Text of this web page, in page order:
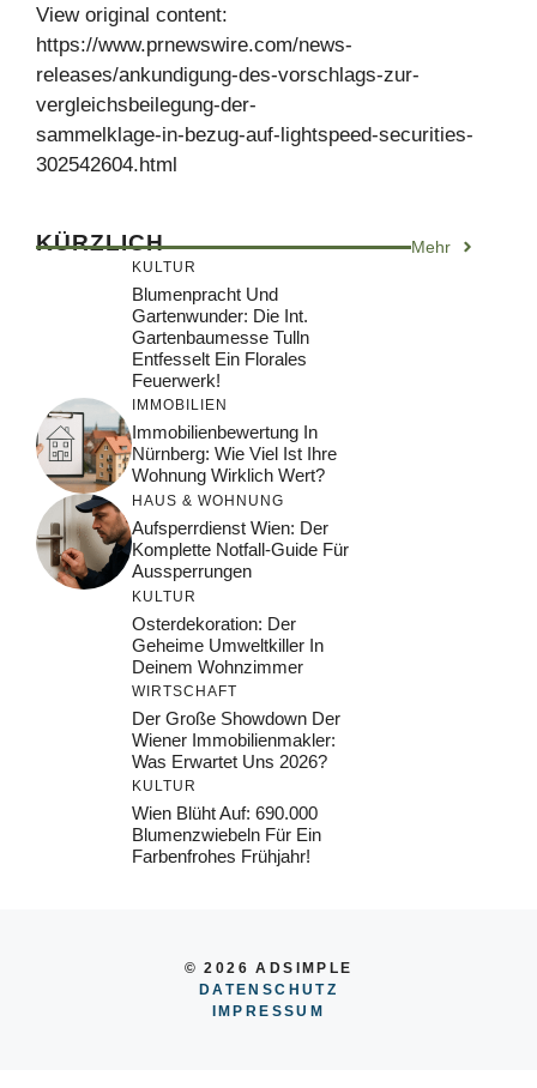
View original content:
https://www.prnewswire.com/news-
releases/ankundigung-des-vorschlags-zur-
vergleichsbeilegung-der-
sammelklage-in-bezug-auf-lightspeed-securities-
302542604.html
KÜRZLICH Mehr
KULTUR
Blumenpracht Und
Gartenwunder: Die Int.
Gartenbaumesse Tulln
Entfesselt Ein Florales
Feuerwerk!
IMMOBILIEN
Immobilienbewertung In
Nürnberg: Wie Viel Ist Ihre
Wohnung Wirklich Wert?
HAUS & WOHNUNG
Aufsperrdienst Wien: Der
Komplette Notfall-Guide Für
Aussperrungen
KULTUR
Osterdekoration: Der
Geheime Umweltkiller In
Deinem Wohnzimmer
WIRTSCHAFT
Der Große Showdown Der
Wiener Immobilienmakler:
Was Erwartet Uns 2026?
KULTUR
Wien Blüht Auf: 690.000
Blumenzwiebeln Für Ein
Farbenfrohes Frühjahr!
© 2026 ADSIMPLE
DATENSCHUTZ
IMPRESSUM